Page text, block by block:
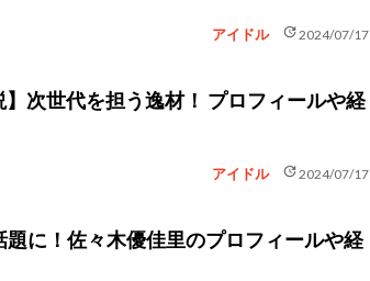
アイドル update2024/07/17
次世代を担う逸材！ プロフィールや経
アイドル update2024/07/17
題に！佐々木優佳里のプロフィールや経